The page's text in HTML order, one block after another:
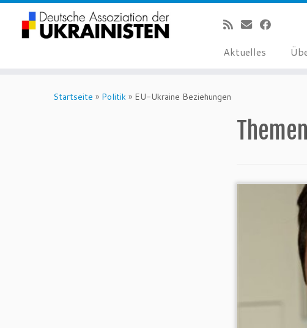
Aktuelles
Startseite » Politik » EU-Ukraine Beziehungen